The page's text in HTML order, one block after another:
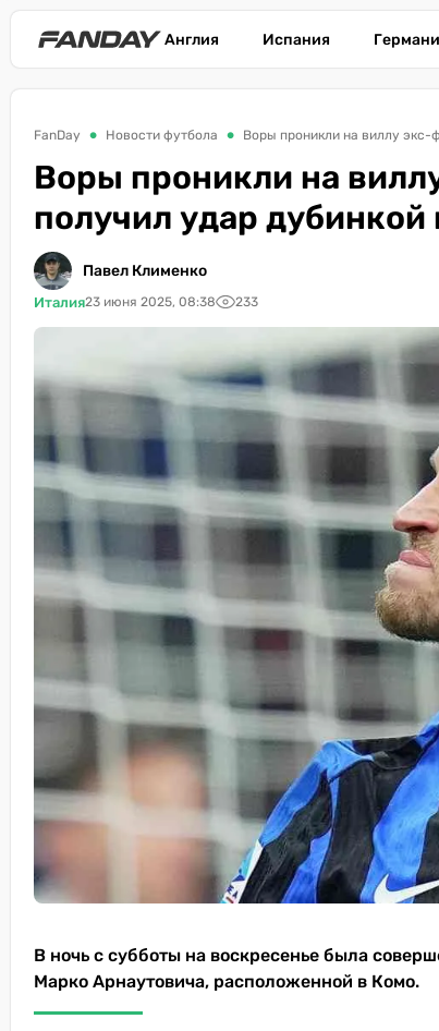
Англия Испания
FanDay Новости футбола Воры проникли на виллу экс-
Воры проникли на
получил удар
Павел Клименко
Италия23 июня 2025, 08:38 233
В ночь с субботы на воскресенье была
Марко Арнаутовича, расположенной в Комо.